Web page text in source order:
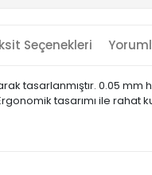
Seçenekleri
tasarlanmıştır. 0.05 mm
tasarımı ile rahat